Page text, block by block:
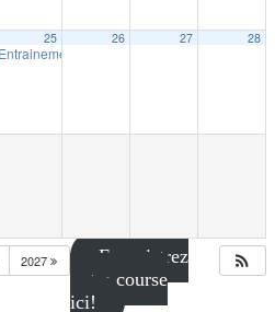
18:30
25
Entrainement extérieur à Shawinigan
26 27 28
2027
Enregistrez
votre course
ici!